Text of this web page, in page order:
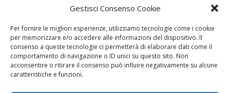
Gestisci Consenso Cookie
Per fornire le migliori esperienze, utilizziamo tecnologie come i cookie
per memorizzare e/o accedere alle informazioni del dispositivo. Il
consenso a queste tecnologie ci permetterà di elaborare dati come il
comportamento di navigazione o ID unici su questo sito. Non
acconsentire o ritirare il consenso può influire negativamente su alcune
caratteristiche e funzioni.
Vaccini SOS Pediatra